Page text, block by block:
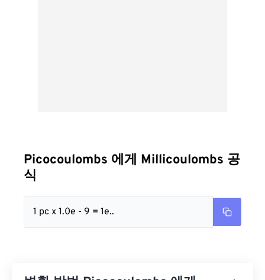
Picocoulombs 에게 Millicoulombs 공
식
1 pc x 1.0e - 9 = 1e..